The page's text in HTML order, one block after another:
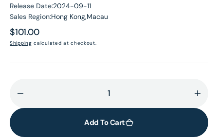
Release Date:2024-09-11
Sales Region:Hong Kong,Macau
Regular
price
$101.00
Shipping calculated at checkout.
quantity
Mini
for
Mini
Add To Cart